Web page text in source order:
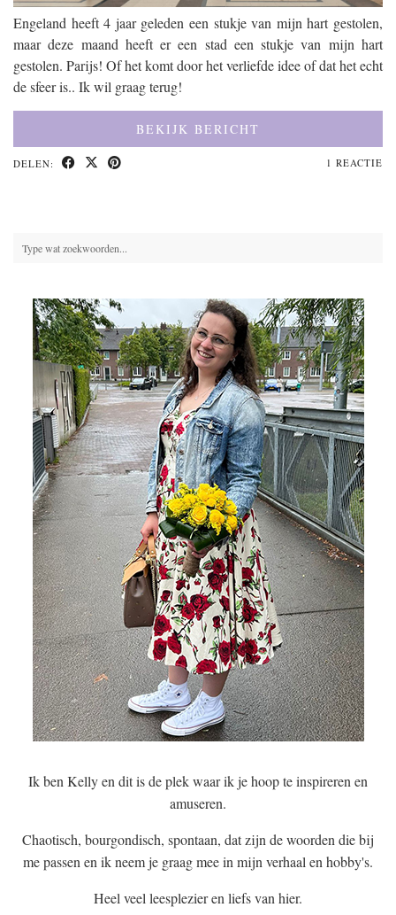
Engeland heeft 4 jaar geleden een stukje van mijn hart gestolen,
maar deze maand heeft er een stad een stukje van mijn hart
gestolen. Parijs! Of het komt door het verliefde idee of dat het echt
de sfeer is.. Ik wil graag terug!
BEKIJK BERICHT
DELEN: 1 REACTIE
Ik ben Kelly en dit is de plek waar ik je hoop te inspireren en
amuseren.
Chaotisch, bourgondisch, spontaan, dat zijn de woorden die bij
me passen en ik neem je graag mee in mijn verhaal en hobby's.
Heel veel leesplezier en liefs van hier.